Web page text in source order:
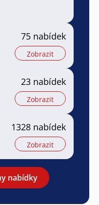
75 nabídek
Zobrazit
23 nabídek
Zobrazit
1328 nabídek
Zobrazit
nabídky